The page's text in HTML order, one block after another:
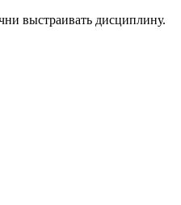
выстраивать дисциплину.